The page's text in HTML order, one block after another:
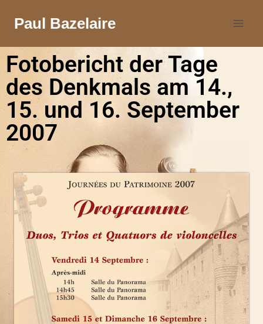
Paul Bazelaire
Fotobericht der Tage
des Denkmals am 14.,
15. und 16. September
2007